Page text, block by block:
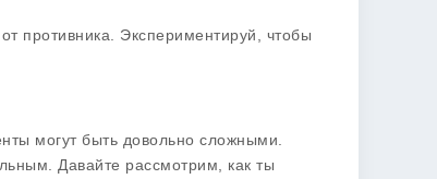
противника. Экспериментируй, чтобы
могут быть довольно сложными.
Давайте рассмотрим, как ты